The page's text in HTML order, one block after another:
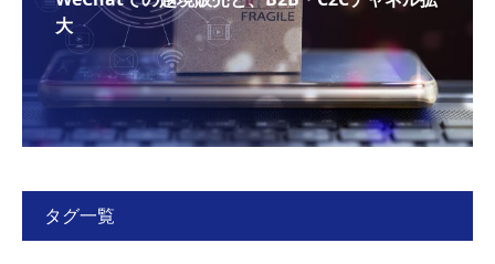
大
タグ一覧